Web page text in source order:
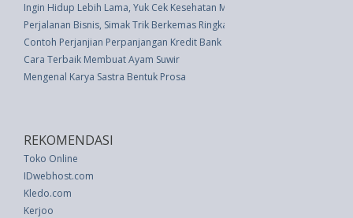
Ingin Hidup Lebih Lama, Yuk Cek Kesehatan Mandiri Pakai 6 Trik Ini
Perjalanan Bisnis, Simak Trik Berkemas Ringkas
Contoh Perjanjian Perpanjangan Kredit Bank
Cara Terbaik Membuat Ayam Suwir
Mengenal Karya Sastra Bentuk Prosa
REKOMENDASI
Toko Online
IDwebhost.com
Kledo.com
Kerjoo